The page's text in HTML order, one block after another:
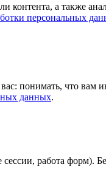
а также
персональных
понимать, что вам
данных.
работа форм).